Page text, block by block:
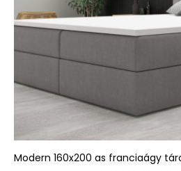
Modern 160x200 as franciaágy